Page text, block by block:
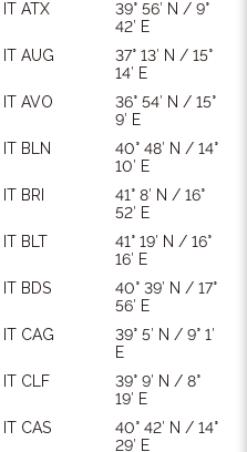
IT ATX
39° 56′ N / 9°
42′ E
IT AUG
37° 13′ N / 15°
14′ E
IT AVO
36° 54′ N / 15°
9′ E
IT BLN
40° 48′ N / 14°
10′ E
IT BRI
41° 8′ N / 16°
52′ E
IT BLT
41° 19′ N / 16°
16′ E
IT BDS
40° 39′ N / 17°
56′ E
IT CAG
39° 5′ N / 9° 1′
E
IT CLF
39° 9′ N / 8°
19′ E
IT CAS
40° 42′ N / 14°
29′ E